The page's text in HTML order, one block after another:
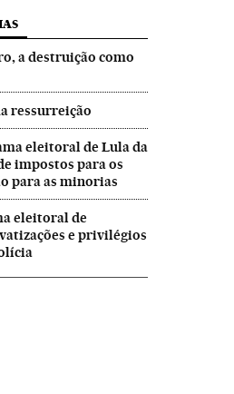
a destruição como
ressurreição
eleitoral de Lula da
impostos para os
para as minorias
eleitoral de
e privilégios